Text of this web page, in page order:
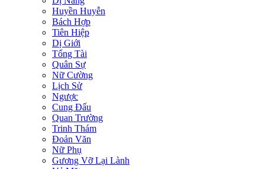
Huyền Huyễn
Bách Hợp
Tiên Hiệp
Dị Giới
Tổng Tài
Quân Sự
Nữ Cường
Lịch Sử
Ngược
Cung Đấu
Quan Trường
Trinh Thám
Đoản Văn
Nữ Phụ
Gương Vỡ Lại Lành